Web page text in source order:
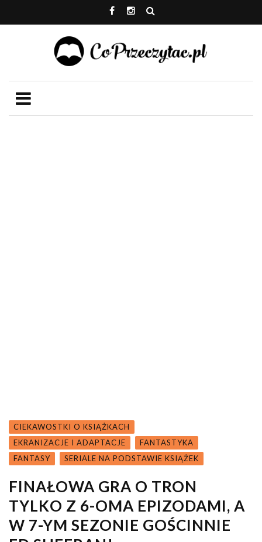
CIEKAWOSTKI O KSIĄŻKACH
EKRANIZACJE I ADAPTACJE
FANTASTYKA
FANTASY
SERIALE NA PODSTAWIE KSIĄŻEK
FINAŁOWA GRA O TRON
TYLKO Z 6-OMA EPIZODAMI, A
W 7-YM SEZONIE GOŚCINNIE